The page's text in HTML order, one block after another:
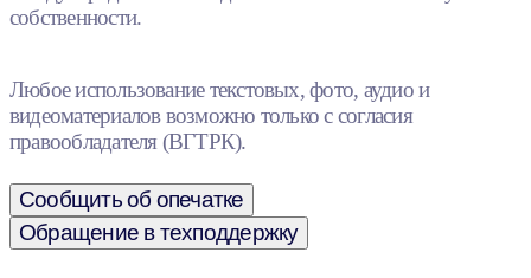
собственности.
Любое использование текстовых, фото, аудио и
видеоматериалов возможно только с согласия
правообладателя (ВГТРК).
Сообщить об опечатке
Обращение в техподдержку